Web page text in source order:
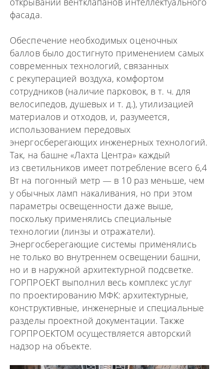
фасада.
Обеспечение необходимых оценочных
баллов было достигнуто применением самых
современных технологий, связанных
с рекуперацией воздуха, комфортом
сотрудников (наличие парковок, в т. ч. для
велосипедов, душевых и т. д.), утилизацией
материалов и отходов, и, разумеется,
использованием передовых
энергосберегающих инженерных технологий.
Так, на башне «Лахта Центра» каждый
из светильников имеет потребление всего 6,4
Вт на погонный метр — в 10 раз меньше, чем
у обычных ламп накаливания, но при этом
параметры освещенности даже выше,
поскольку применялись специальные
технологии (линзы и отражатели).
Энергосберегающие системы применялись
не только во внутреннем освещении башни,
но и в наружной архитектурной подсветке.
ГОРПРОЕКТ выполнил весь комплекс услуг
по проектированию МФК: архитектурные,
конструктивные, инженерные и специальные
разделы проектной документации. Также
ГОРПРОЕКТОМ осуществляется авторский
надзор на объекте.